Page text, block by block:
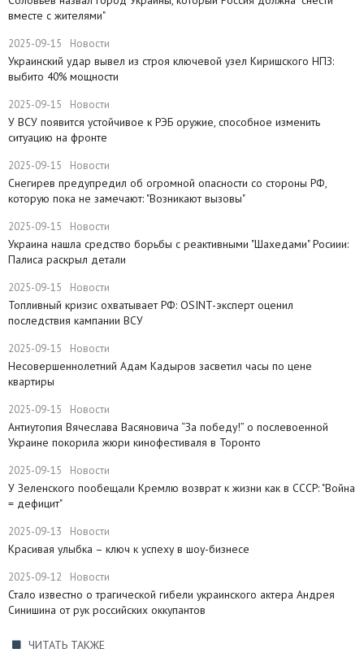
вместе с жителями"
2025-09-15 Новости
​Украинский удар вывел из строя ключевой узел Киришского НПЗ:
выбито 40% мощности
2025-09-15 Новости
У ВСУ появится устойчивое к РЭБ оружие, способное изменить
ситуацию на фронте
2025-09-15 Новости
Снегирев предупредил об огромной опасности со стороны РФ,
которую пока не замечают: "Возникают вызовы"
2025-09-15 Новости
​Украина нашла средство борьбы с реактивными "Шахедами" Росиии:
Палиса раскрыл детали
2025-09-15 Новости
​Топливный кризис охватывает РФ: OSINT-эксперт оценил
последствия кампании ВСУ
2025-09-15 Новости
Несовершеннолетний Адам Кадыров засветил часы по цене
квартиры
2025-09-15 Новости
Антиутопия Вячеслава Васяновича “За победу!” о послевоенной
Украине покорила жюри кинофестиваля в Торонто
2025-09-15 Новости
​У Зеленского пообещали Кремлю возврат к жизни как в СССР: "Война
= дефицит"
2025-09-13 Новости
Красивая улыбка – ключ к успеху в шоу-бизнесе
2025-09-12 Новости
Стало известно о трагической гибели украинского актера Андрея
Синишина от рук российских оккупантов
ЧИТАТЬ ТАКЖЕ